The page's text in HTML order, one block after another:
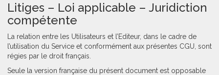
Litiges – Loi applicable – Juridiction
compétente
La relation entre les Utilisateurs et l’Editeur, dans le cadre de
l’utilisation du Service et conformément aux présentes CGU, sont
régies par le droit français.
Seule la version française du présent document est opposable